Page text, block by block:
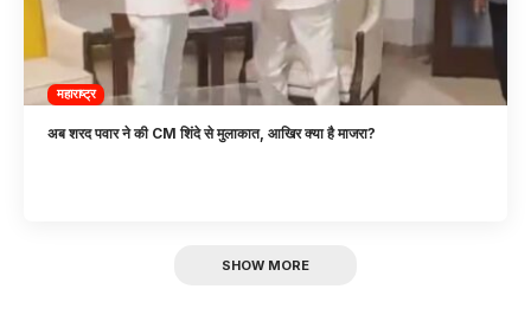
महाराष्ट्र
अब शरद पवार ने की CM शिंदे से मुलाकात, आखिर क्या है माजरा?
SHOW MORE